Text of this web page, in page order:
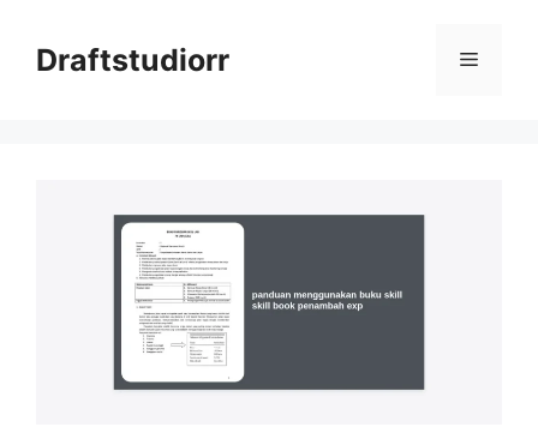
contentDraftstudiorr Menu